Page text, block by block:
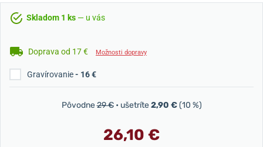
Skladom 1 ks — u vás
Doprava od 17 € Možnosti dopravy
Gravírovanie- 16 €
Pôvodne29 € • ušetríte2,90 €(10 %)
26,10 €